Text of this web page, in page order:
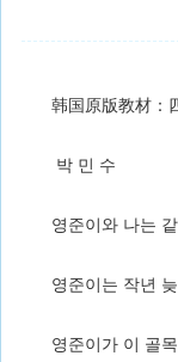
韩国原版教材：
박 민 수
영준이와 나는
영준이는 작년
영준이가 이 골